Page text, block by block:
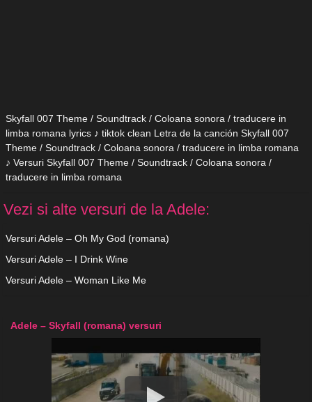
Skyfall 007 Theme / Soundtrack / Coloana sonora / traducere in
limba romana lyrics ♪ tiktok clean Letra de la canción Skyfall 007
Theme / Soundtrack / Coloana sonora / traducere in limba romana
♪ Versuri Skyfall 007 Theme / Soundtrack / Coloana sonora /
traducere in limba romana
Vezi si alte versuri de la Adele:
Versuri Adele – Oh My God (romana)
Versuri Adele – I Drink Wine
Versuri Adele – Woman Like Me
Adele – Skyfall (romana) versuri